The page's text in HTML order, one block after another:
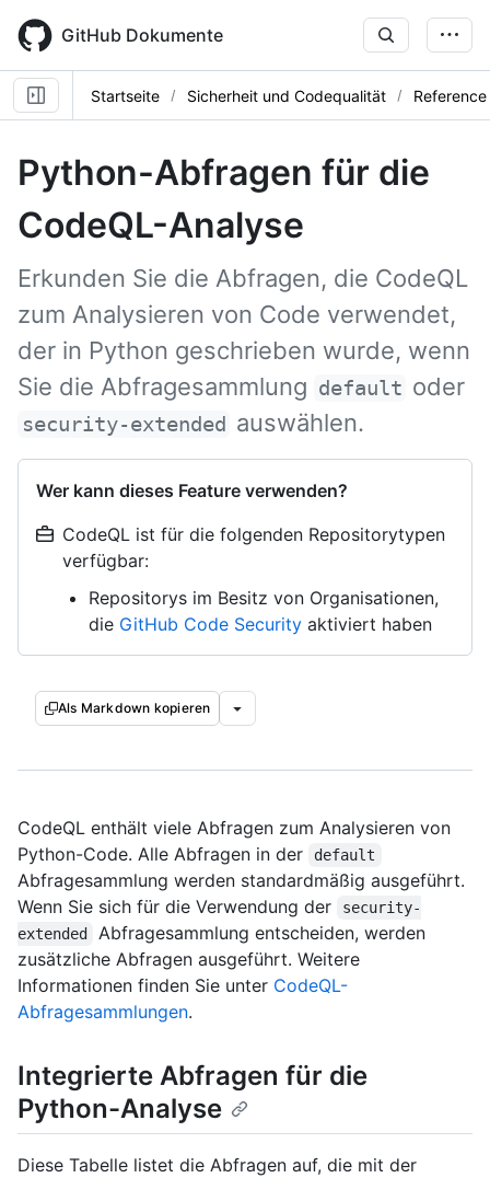
main
content
GitHub Dokumente
Startseite Sicherheit und Codequalität Reference
Python-Abfragen für die
CodeQL-Analyse
Erkunden Sie die Abfragen, die CodeQL
zum Analysieren von Code verwendet,
der in Python geschrieben wurde, wenn
Sie die Abfragesammlung default oder
security-extended auswählen.
Wer kann dieses Feature verwenden?
CodeQL ist für die folgenden Repositorytypen
verfügbar:
Repositorys im Besitz von Organisationen,
die GitHub Code Security aktiviert haben
Als Markdown kopieren
CodeQL enthält viele Abfragen zum Analysieren von
Python-Code. Alle Abfragen in der
default
Abfragesammlung werden standardmäßig ausgeführt.
Wenn Sie sich für die Verwendung der
security-
extended
Abfragesammlung entscheiden, werden
zusätzliche Abfragen ausgeführt. Weitere
Informationen finden Sie unter CodeQL-
Abfragesammlungen.
Integrierte Abfragen für die
Python-Analyse
Diese Tabelle listet die Abfragen auf, die mit der